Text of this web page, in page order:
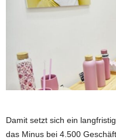
Damit setzt sich ein
das Minus bei 4.500